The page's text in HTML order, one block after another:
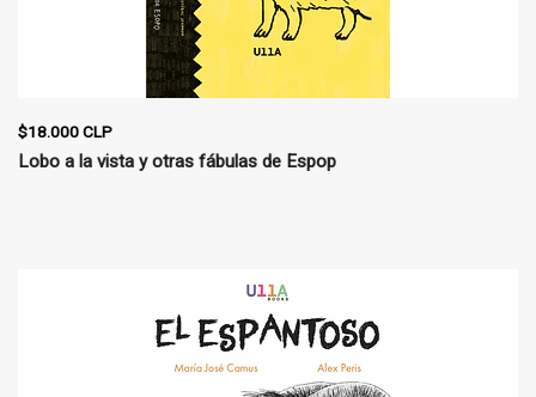
$18.000 CLP
Lobo a la vista y otras fábulas de Espop